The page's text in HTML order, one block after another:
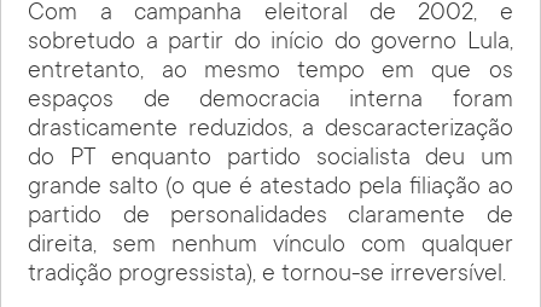
Com a campanha eleitoral de 2002, e
sobretudo a partir do início do governo Lula,
entretanto, ao mesmo tempo em que os
espaços de democracia interna foram
drasticamente reduzidos, a descaracterização
do PT enquanto partido socialista deu um
grande salto (o que é atestado pela filiação ao
partido de personalidades claramente de
direita, sem nenhum vínculo com qualquer
tradição progressista), e tornou-se irreversível.